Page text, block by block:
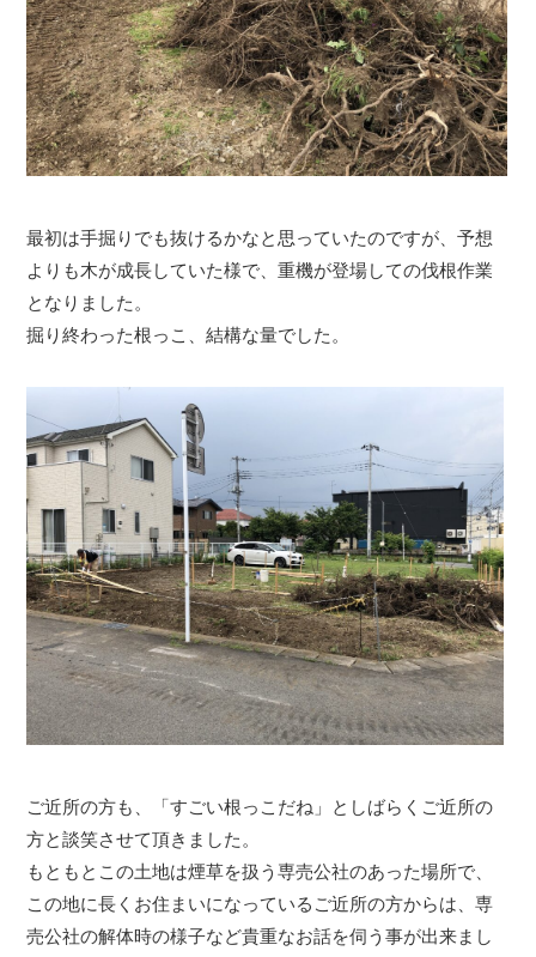
最初は手掘りでも抜けるかなと思っていたのですが、予想
よりも木が成長していた様で、重機が登場しての伐根作業
となりました。
掘り終わった根っこ、結構な量でした。
ご近所の方も、「すごい根っこだね」としばらくご近所の
方と談笑させて頂きました。
もともとこの土地は煙草を扱う専売公社のあった場所で、
この地に長くお住まいになっているご近所の方からは、専
売公社の解体時の様子など貴重なお話を伺う事が出来まし